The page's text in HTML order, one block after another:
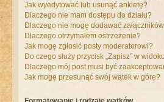
Jak wyedytować lub usunąć ankietę?
Dlaczego nie mam dostępu do działu?
Dlaczego nie mogę dodawać
Dlaczego otrzymałem ostrzeżenie?
Jak mogę zgłosić posty moderatorowi?
Do czego służy przycisk „Zapisz” w
Dlaczego mój post musi być
Jak mogę przesunąć swój wątek w górę?